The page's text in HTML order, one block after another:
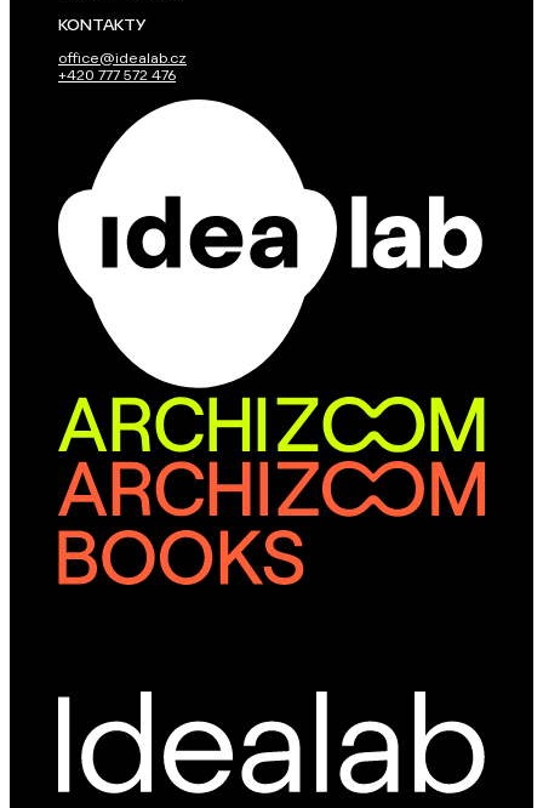
KONTAKTY
office@idealab.cz
+420 777 572 476